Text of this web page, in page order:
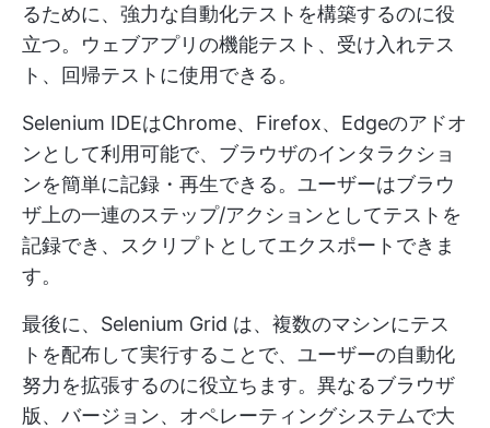
るために、強力な自動化テストを構築するのに役
立つ。ウェブアプリの機能テスト、受け入れテス
ト、回帰テストに使用できる。
Selenium IDEはChrome、Firefox、Edgeのアドオ
ンとして利用可能で、ブラウザのインタラクショ
ンを簡単に記録・再生できる。ユーザーはブラウ
ザ上の一連のステップ/アクションとしてテストを
記録でき、スクリプトとしてエクスポートできま
す。
最後に、Selenium Grid は、複数のマシンにテス
トを配布して実行することで、ユーザーの自動化
努力を拡張するのに役立ちます。異なるブラウザ
版、バージョン、オペレーティングシステムで大